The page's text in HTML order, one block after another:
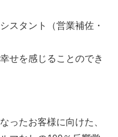
タント（営業補佐・
せを感じることのでき
ったお客様に向けた、